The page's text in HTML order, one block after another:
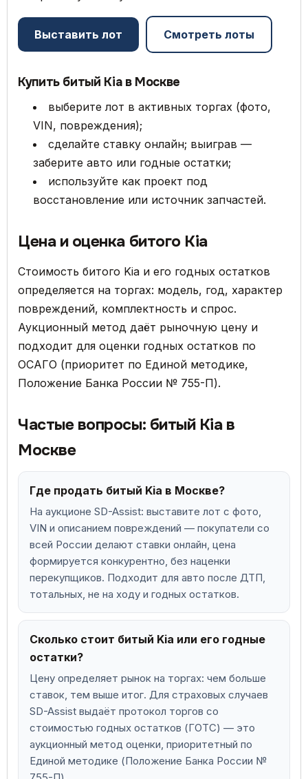
Выставить лот Смотреть лоты
Купить битый Kia в Москве
выберите лот в активных торгах (фото,
VIN, повреждения);
сделайте ставку онлайн; выиграв —
заберите авто или годные остатки;
используйте как проект под
восстановление или источник запчастей.
Цена и оценка битого Kia
Стоимость битого Kia и его годных остатков
определяется на торгах: модель, год, характер
повреждений, комплектность и спрос.
Аукционный метод даёт рыночную цену и
подходит для оценки годных остатков по
ОСАГО (приоритет по Единой методике,
Положение Банка России № 755-П).
Частые вопросы: битый Kia в
Москве
Где продать битый Kia в Москве?
На аукционе SD-Assist: выставите лот с фото,
VIN и описанием повреждений — покупатели со
всей России делают ставки онлайн, цена
формируется конкурентно, без наценки
перекупщиков. Подходит для авто после ДТП,
тотальных, не на ходу и годных остатков.
Сколько стоит битый Kia или его годные
остатки?
Цену определяет рынок на торгах: чем больше
ставок, тем выше итог. Для страховых случаев
SD-Assist выдаёт протокол торгов со
стоимостью годных остатков (ГОТС) — это
аукционный метод оценки, приоритетный по
Единой методике (Положение Банка России №